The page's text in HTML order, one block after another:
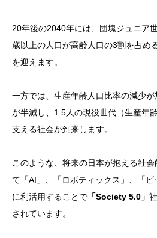
20年後の2040年には、団塊ジュニア
歳以上の人口が高齢人口の3割を占め
を迎えます。
一方では、生産年齢人口比率の減少
が半減し、1.5人の現役世代（生産年
支える社会が到来します。
このような、将来の日本が抱える社
て「AI」、「ロボティックス」、「
に利活用することで 「Society 5.0」
されています。